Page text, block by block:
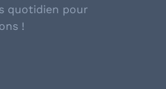
quotidien pour
!